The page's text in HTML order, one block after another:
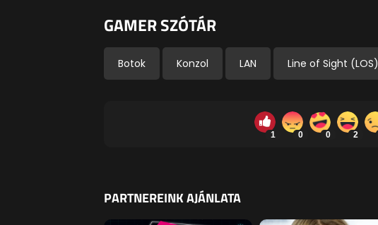
GAMER SZÓTÁR
Botok Konzol LAN Line of Sight (LOS)
1 0 0 2
PARTNEREINK AJÁNLATA